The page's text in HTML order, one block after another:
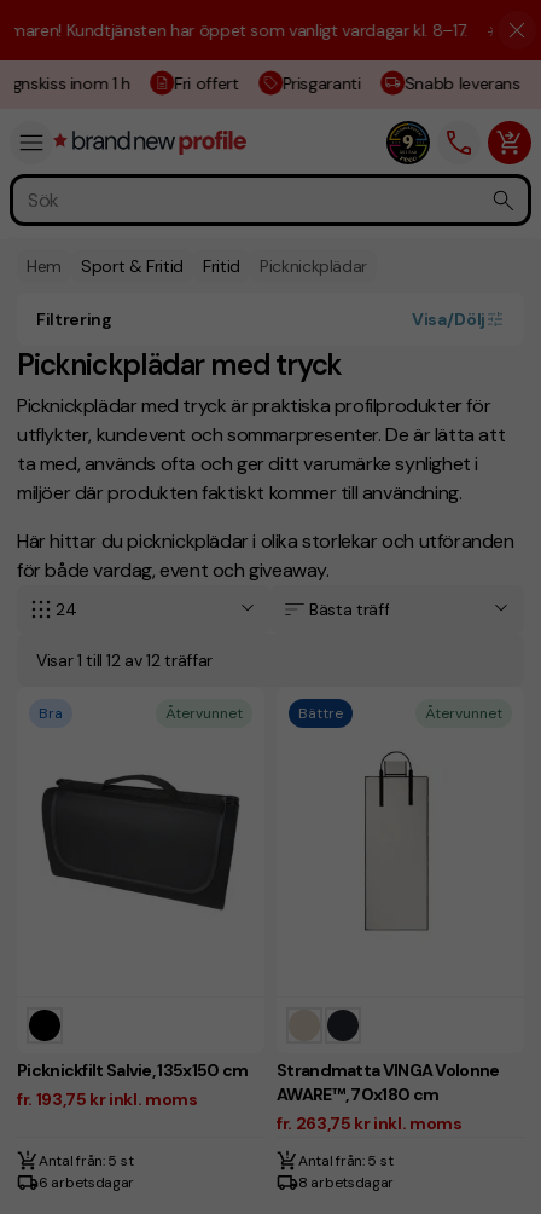
Kundtjänsten har öppet som vanligt vardagar kl. 8–17. ☀️ Vi är här
inom 1 h Fri offert Prisgaranti Snabb leverans
Hem Sport & Fritid Fritid Picknickplädar
Picknickplädar med tryck
Picknickplädar med tryck är praktiska profilprodukter för
utflykter, kundevent och sommarpresenter. De är lätta att
ta med, används ofta och ger ditt varumärke synlighet i
miljöer där produkten faktiskt kommer till användning.
Här hittar du picknickplädar i olika storlekar och utföranden
för både vardag, event och giveaway.
Filtrering Visa/Dölj
Visar 1 till 12 av 12 träffar
24 Bästa träff
Återvunnet
Bra
Picknickfilt Salvie, 135x150 cm
fr. 193,75 kr inkl. moms
Antal från: 5 st
6 arbetsdagar
Återvunnet
Bättre
Strandmatta VINGA Volonne
AWARE™, 70x180 cm
fr. 263,75 kr inkl. moms
Antal från: 5 st
8 arbetsdagar